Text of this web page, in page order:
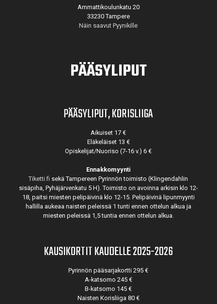
Ammattikoulunkatu 20
33230 Tampere
Näin saavut Pyynikille
PÄÄSYLIPUT
PÄÄSYLIPUT, KORISLIIGA
Aikuiset 17 €
Eläkeläiset 13 €
Opiskelijat/Nuoriso (7-16 v.) 6 €
Ennakkomyynti
Tiketti.fi sekä Tampereen Pyrinnön toimisto (Klingendahlin
sisäpiha, Pyhäjärvenkatu 5 H). Toimisto on avoinna arkisin klo 12-
18, paitsi miesten pelipäivinä klo 12-15. Pelipäivinä lipunmyynti
hallilla aukeaa naisten peleissä 1 tunti ennen ottelun alkua ja
miesten peleissä 1,5 tuntia ennen ottelun alkua.
KAUSIKORTIT KAUDELLE 2025-2026
Pyrinnön pääsarjakortti 295 €
A-katsomo 245 €
B-katsomo 145 €
Naisten Korisliiga 80 €